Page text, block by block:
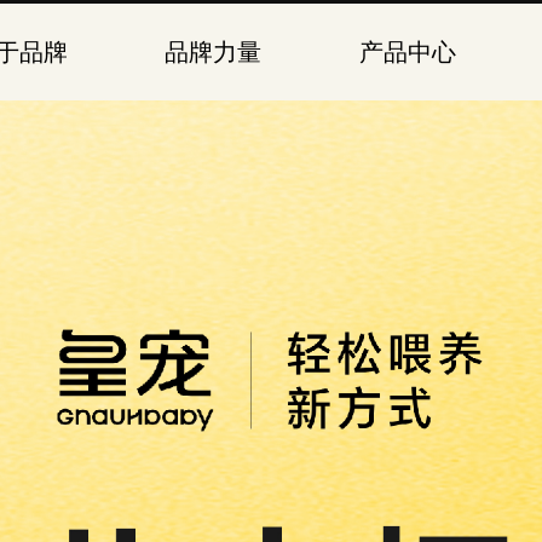
品牌 品牌力量 产品中心